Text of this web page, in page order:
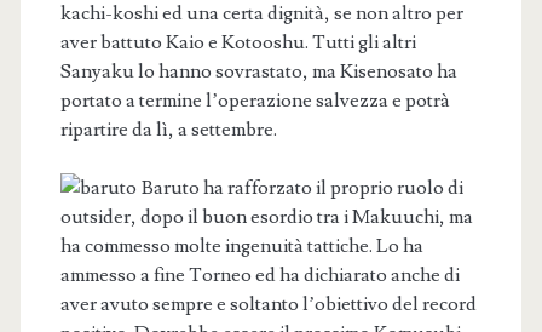
kachi-koshi ed una certa dignità, se non altro per
aver battuto Kaio e Kotooshu. Tutti gli altri
Sanyaku lo hanno sovrastato, ma Kisenosato ha
portato a termine l’operazione salvezza e potrà
ripartire da lì, a settembre.
Baruto ha rafforzato il proprio ruolo di
outsider, dopo il buon esordio tra i Makuuchi, ma
ha commesso molte ingenuità tattiche. Lo ha
ammesso a fine Torneo ed ha dichiarato anche di
aver avuto sempre e soltanto l’obiettivo del record